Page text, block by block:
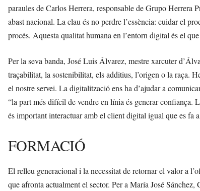
paraules de Carlos Herrera, responsable de Grupo
abast nacional. La clau és no perdre l’essència: cuidar el
procés. Aquesta qualitat humana en l’entorn digital és el
Per la seva banda, José Luis Álvarez, mestre xarcuter
traçabilitat, la sostenibilitat, els additius, l’origen o la raça.
el nostre servei. La digitalització ens ha d’ajudar a
“la part més difícil de vendre en línia és generar confiança.
és important interactuar amb el client digital igual que es fa
FORMACIÓ
El relleu generacional i la necessitat de retornar el valor a
que afronta actualment el sector. Per a María José